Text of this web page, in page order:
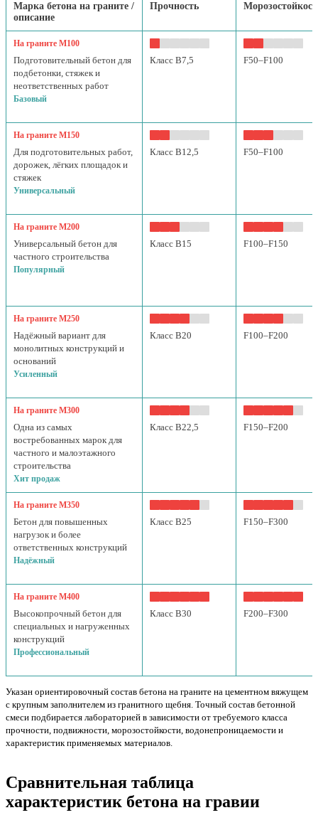
Марка бетона на граните /
описание
Прочность
На граните М100
Подготовительный бетон для
подбетонки, стяжек и
неответственных работ
Базовый
Класс B7,5 F50–F100
На граните М150
Для подготовительных работ,
дорожек, лёгких площадок и
стяжек
Универсальный
Класс B12,5 F50–F100
На граните М200
Универсальный бетон для
частного строительства
Популярный
Класс B15 F100–F150
На граните М250
Надёжный вариант для
монолитных конструкций и
оснований
Усиленный
Класс B20 F100–F200
На граните М300
Одна из самых
востребованных марок для
частного и малоэтажного
строительства
Хит продаж
Класс B22,5 F150–F200
На граните М350
Бетон для повышенных
нагрузок и более
ответственных конструкций
Надёжный
Класс B25 F150–F300
На граните М400
Высокопрочный бетон для
специальных и нагруженных
конструкций
Профессиональный
Класс B30 F200–F300
Указан ориентировочный состав бетона на граните на цементном вяжущем
с крупным заполнителем из гранитного щебня. Точный состав бетонной
смеси подбирается лабораторией в зависимости от требуемого класса
прочности, подвижности, морозостойкости, водонепроницаемости и
характеристик применяемых материалов.
Сравнительная таблица
характеристик бетона на гравии